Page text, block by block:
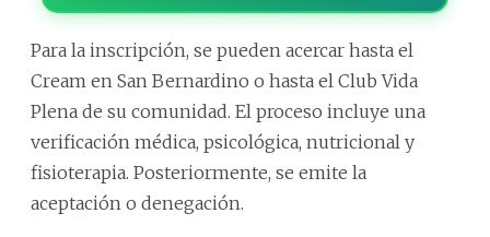
Para la inscripción, se pueden acercar hasta el
Cream en San Bernardino o hasta el Club Vida
Plena de su comunidad. El proceso incluye una
verificación médica, psicológica, nutricional y
fisioterapia. Posteriormente, se emite la
aceptación o denegación.